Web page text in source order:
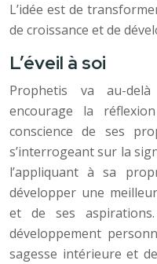
L’idée est de
de croissance et de
L’éveil à soi
Prophetis va au-
encourage la
conscience de ses
s’interrogeant sur la
l’appliquant à sa
développer une
et de ses
développement
sagesse intérieure et